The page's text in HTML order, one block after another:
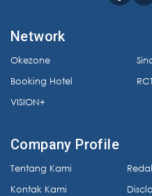
Network
Okezone
Booking Hotel
VISION+
Company Profile
Tentang Kami
Kontak Kami